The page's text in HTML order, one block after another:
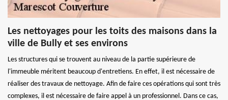
Les nettoyages pour les toits des maisons dans la
ville de Bully et ses environs
Les structures qui se trouvent au niveau de la partie supérieure de
l'immeuble méritent beaucoup d'entretiens. En effet, il est nécessaire de
réaliser des travaux de nettoyage. Afin de faire ces opérations qui sont très
complexes, il est nécessaire de faire appel à un professionnel. Dans ce cas,